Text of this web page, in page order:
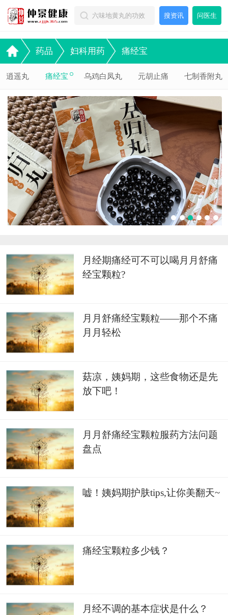
搜资讯 问医生
药品 妇科用药 痛经宝
逍遥丸 痛经宝 乌鸡白凤丸 元胡止痛 七制香附丸
月经期痛经可不可以喝月月舒痛
经宝颗粒?
月月舒痛经宝颗粒——那个不痛
月月轻松
菇凉，姨妈期，这些食物还是先
放下吧！
月月舒痛经宝颗粒服药方法问题
盘点
嘘！姨妈期护肤tips,让你美翻天~
痛经宝颗粒多少钱？
月经不调的基本症状是什么？